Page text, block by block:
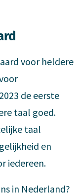
voor heldere
de eerste
taal goed.
taal
en
iedereen.
in Nederland?